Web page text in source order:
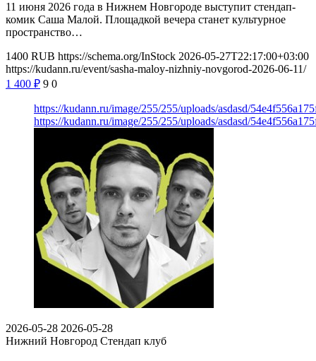
11 июня 2026 года в Нижнем Новгороде выступит стендап-
комик Саша Малой. Площадкой вечера станет культурное
пространство…
1400 RUB https://schema.org/InStock 2026-05-27T22:17:00+03:00
https://kudann.ru/event/sasha-maloy-nizhniy-novgorod-2026-06-11/
1 400 ₽ 9 0
https://kudann.ru/image/255/255/uploads/asdasd/
https://kudann.ru/image/255/255/uploads/asdasd/
2026-05-28 2026-05-28
Нижний Новгород Стендап клуб